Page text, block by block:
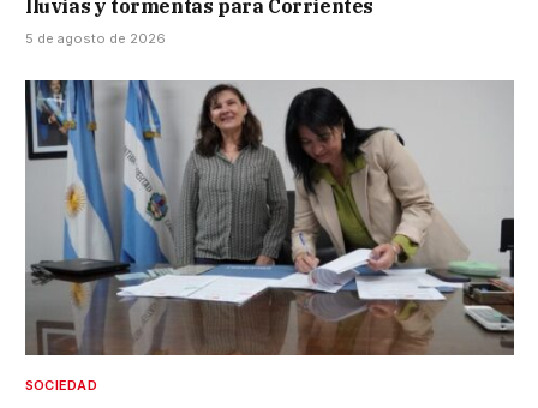
lluvias y tormentas para Corrientes
5 de agosto de 2026
SOCIEDAD